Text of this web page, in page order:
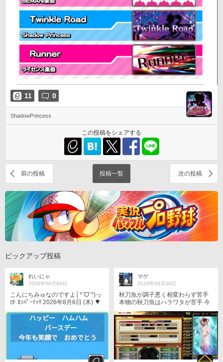
11 0
ShadowPrincess
この投稿をシェアする
前の投稿 投稿一覧 次の投稿
ピックアップ投稿
れいにゃ
2026年08月06日
こんにちみゅなのですよ│*ˊᗜˋ*)っ
🍺 ｶﾝﾊﾟｰｲｯ!! 2026年8月6日 (木) 🌳
して、ハム太郎くんとかぶるく
ん、 お誕生日おめでとうです‪よ🐹
🎁⋆* 今日も宜しくです🙇✨ 今日も
いち日、頑張っていきましょー!! ٩
このヒトコマ🐱
マゲ
2026年08月06日
秋刀魚が調子悪く相変わらず苦手
本物の秋刀魚はハラワタが苦手 今
いればな〜 後でチャーハン食べま
すいや半荘打ちます！